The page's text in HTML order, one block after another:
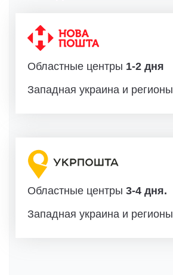
Областные центры 1-2 дня
Западная украина и регионы
Областные центры 3-4 дня.
Западная украина и регионы